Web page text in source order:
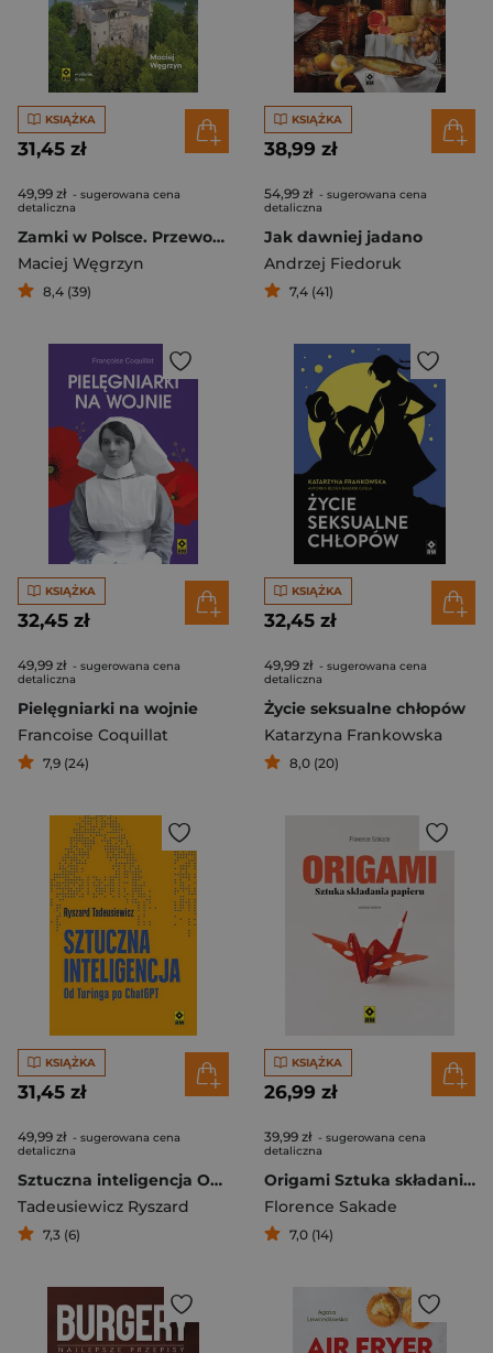
KSIĄŻKA
31,45 zł
49,99 zł - sugerowana cena
detaliczna
Zamki w Polsce. Przewodnik turystyczny
Maciej Węgrzyn
8,4 (39)
KSIĄŻKA
38,99 zł
54,99 zł - sugerowana cena
detaliczna
Jak dawniej jadano
Andrzej Fiedoruk
7,4 (41)
KSIĄŻKA
32,45 zł
49,99 zł - sugerowana cena
detaliczna
Pielęgniarki na wojnie
Francoise Coquillat
7,9 (24)
KSIĄŻKA
32,45 zł
49,99 zł - sugerowana cena
detaliczna
Życie seksualne chłopów
Katarzyna Frankowska
8,0 (20)
KSIĄŻKA
31,45 zł
49,99 zł - sugerowana cena
detaliczna
Sztuczna inteligencja Od Turinga po ChatGPT
Tadeusiewicz Ryszard
7,3 (6)
KSIĄŻKA
26,99 zł
39,99 zł - sugerowana cena
detaliczna
Origami Sztuka składania papieru
Florence Sakade
7,0 (14)